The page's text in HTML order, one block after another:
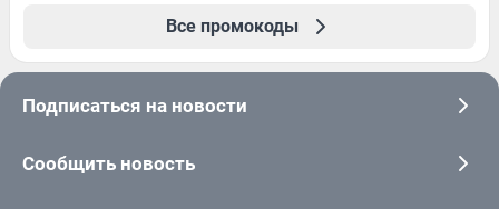
Все промокоды
Подписаться на новости
Сообщить новость